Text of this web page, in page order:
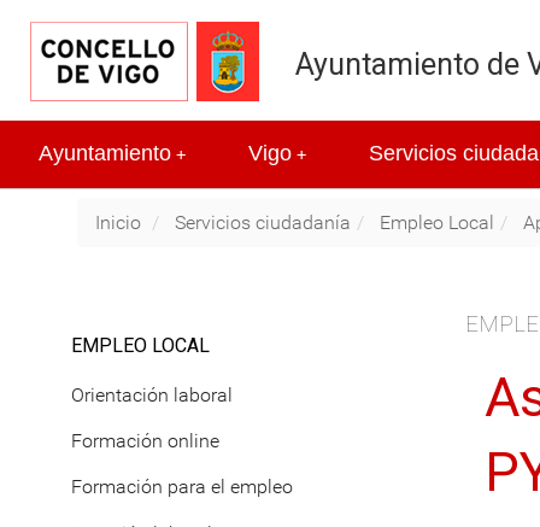
Ayuntamiento de
+
Ayuntamiento +
Vigo Servicios
Inicio Servicios ciudadanía Empleo Local
EMPLEO LOCAL
Orientación laboral
Formación online
Formación para el empleo